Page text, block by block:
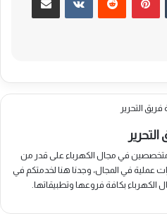
في مجال الكهرباء على قدر من
عملية في المجال، وجدنا هنا لخدمتكم في
بكافة فروعها وتطبيقاتها.